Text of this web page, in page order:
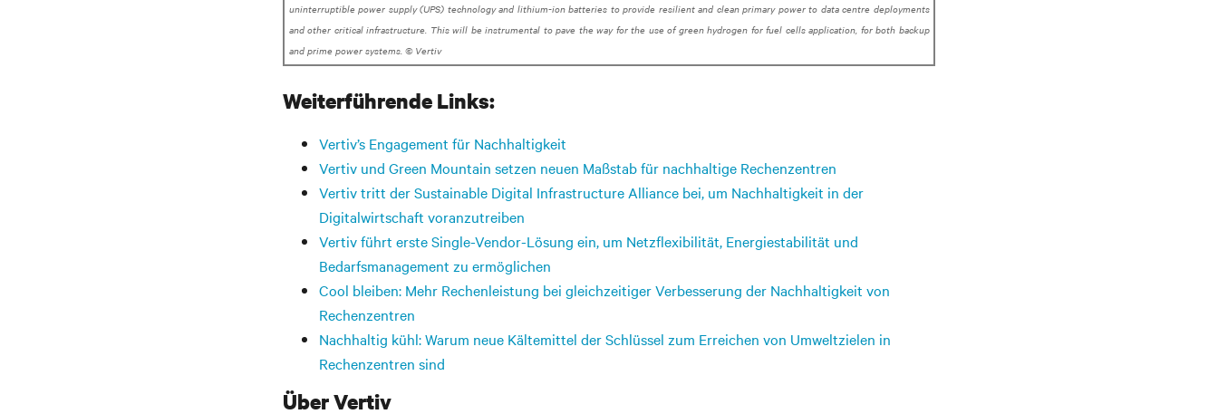
uninterruptible power supply (UPS) technology and lithium-ion batteries to provide resilient and clean primary power to data centre deployments
and other critical infrastructure. This will be instrumental to pave the way for the use of green hydrogen for fuel cells application, for both backup
and prime power systems. © Vertiv
Weiterführende Links:
Vertiv’s Engagement für Nachhaltigkeit
Vertiv und Green Mountain setzen neuen Maßstab für nachhaltige Rechenzentren
Vertiv tritt der Sustainable Digital Infrastructure Alliance bei, um Nachhaltigkeit in der
Digitalwirtschaft voranzutreiben
Vertiv führt erste Single-Vendor-Lösung ein, um Netzflexibilität, Energiestabilität und
Bedarfsmanagement zu ermöglichen
Cool bleiben: Mehr Rechenleistung bei gleichzeitiger Verbesserung der Nachhaltigkeit von
Rechenzentren
Nachhaltig kühl: Warum neue Kältemittel der Schlüssel zum Erreichen von Umweltzielen in
Rechenzentren sind
Über Vertiv